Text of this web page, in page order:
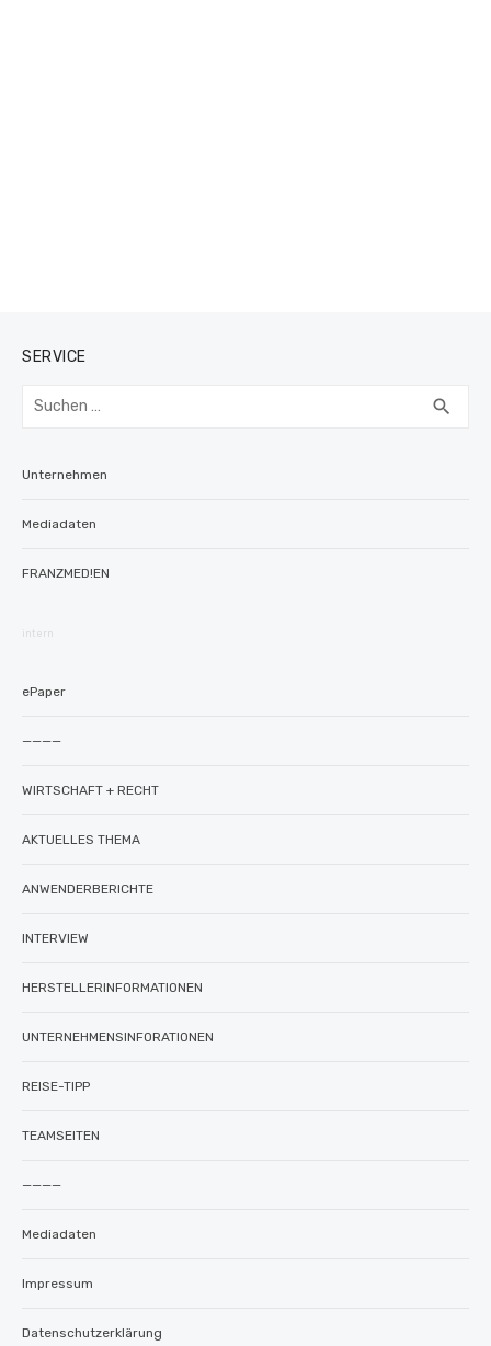
SERVICE
Suchen
search
Unternehmen
Mediadaten
FRANZMED!EN
intern
ePaper
————
WIRTSCHAFT + RECHT
AKTUELLES THEMA
ANWENDERBERICHTE
INTERVIEW
HERSTELLERINFORMATIONEN
UNTERNEHMENSINFORATIONEN
REISE-TIPP
TEAMSEITEN
————
Mediadaten
Impressum
Datenschutzerklärung